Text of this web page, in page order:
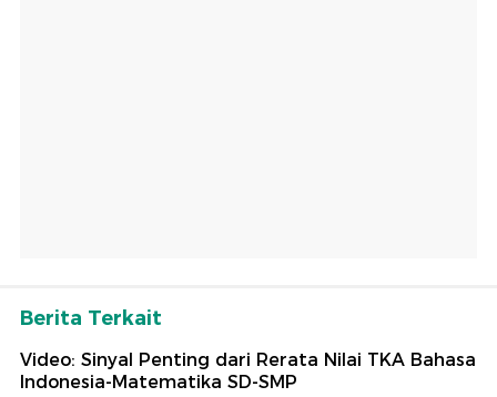
Berita Terkait
Video: Sinyal Penting dari Rerata Nilai TKA Bahasa
Indonesia-Matematika SD-SMP